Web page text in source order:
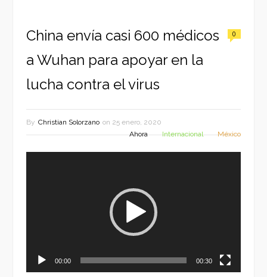
China envía casi 600 médicos
a Wuhan para apoyar en la
lucha contra el virus
0
By Christian Solorzano on 25 enero, 2020
Ahora
Internacional México
00:00 00:30